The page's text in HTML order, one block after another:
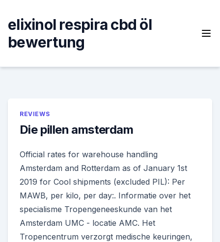
content
elixinol respira cbd öl
bewertung
REVIEWS
Die pillen amsterdam
Official rates for warehouse handling
Amsterdam and Rotterdam as of January 1st
2019 for Cool shipments (excluded PIL): Per
MAWB, per kilo, per day:. Informatie over het
specialisme Tropengeneeskunde van het
Amsterdam UMC - locatie AMC. Het
Tropencentrum verzorgt medische keuringen,